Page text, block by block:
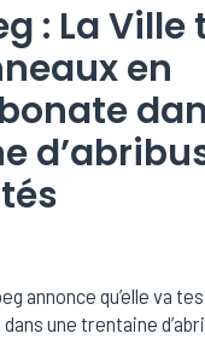
: La Ville
en
annonce qu’elle va
une trentaine